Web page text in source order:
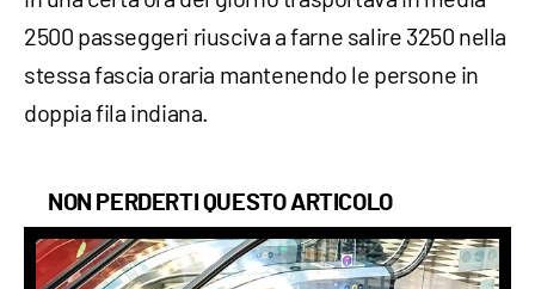
2500 passeggeri riusciva a farne salire 3250 nella
stessa fascia oraria mantenendo le persone in
doppia fila indiana.
NON PERDERTI QUESTO ARTICOLO